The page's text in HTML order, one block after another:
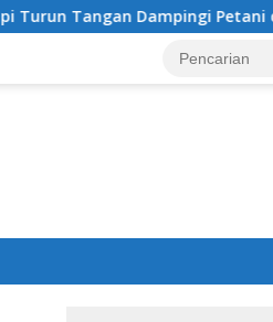
Petani di Desa Karang